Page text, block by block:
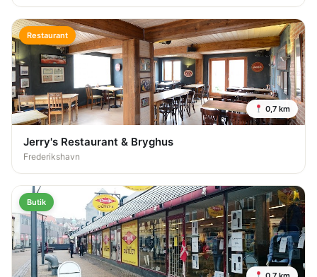
Restaurant
0,7 km
Jerry's Restaurant & Bryghus
Frederikshavn
Butik